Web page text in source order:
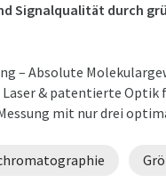
Signalqualität durch
– Absolute
& patentierte Optik
mit nur drei